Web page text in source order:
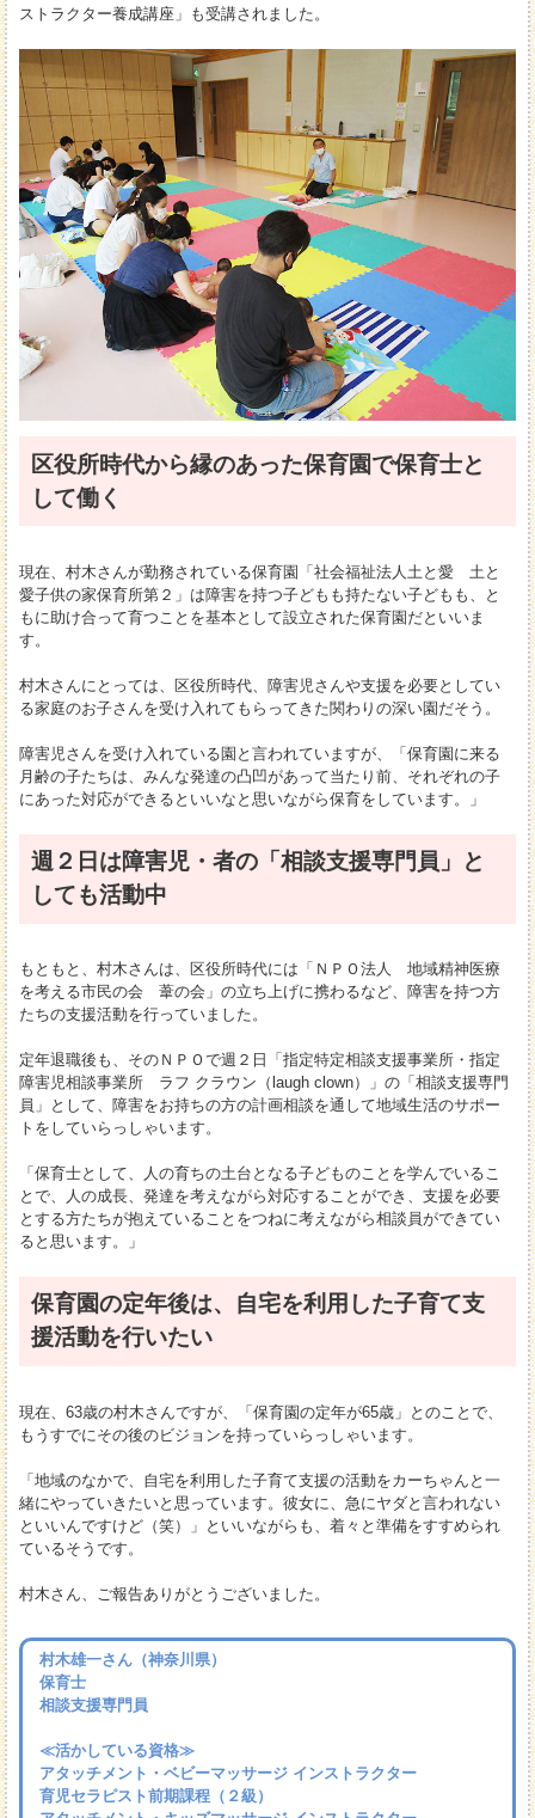
ストラクター養成講座」も受講されました。
区役所時代から縁のあった保育園で保育士と
して働く
現在、村木さんが勤務されている保育園「社会福祉法人土と愛 土と
愛子供の家保育所第２」は障害を持つ子どもも持たない子どもも、と
もに助け合って育つことを基本として設立された保育園だといいま
す。
村木さんにとっては、区役所時代、障害児さんや支援を必要としてい
る家庭のお子さんを受け入れてもらってきた関わりの深い園だそう。
障害児さんを受け入れている園と言われていますが、「保育園に来る
月齢の子たちは、みんな発達の凸凹があって当たり前、それぞれの子
にあった対応ができるといいなと思いながら保育をしています。」
週２日は障害児・者の「相談支援専門員」と
しても活動中
もともと、村木さんは、区役所時代には「ＮＰＯ法人 地域精神医療
を考える市民の会 葦の会」の立ち上げに携わるなど、障害を持つ方
たちの支援活動を行っていました。
定年退職後も、そのＮＰＯで週２日「指定特定相談支援事業所・指定
障害児相談事業所 ラフ クラウン（laugh clown）」の「相談支援専門
員」として、障害をお持ちの方の計画相談を通して地域生活のサポー
トをしていらっしゃいます。
「保育士として、人の育ちの土台となる子どものことを学んでいるこ
とで、人の成長、発達を考えながら対応することができ、支援を必要
とする方たちが抱えていることをつねに考えながら相談員ができてい
ると思います。」
保育園の定年後は、自宅を利用した子育て支
援活動を行いたい
現在、63歳の村木さんですが、「保育園の定年が65歳」とのことで、
もうすでにその後のビジョンを持っていらっしゃいます。
「地域のなかで、自宅を利用した子育て支援の活動をカーちゃんと一
緒にやっていきたいと思っています。彼女に、急にヤダと言われない
といいんですけど（笑）」といいながらも、着々と準備をすすめられ
ているそうです。
村木さん、ご報告ありがとうございました。
村木雄一さん（神奈川県）
保育士
相談支援専門員
≪活かしている資格≫
アタッチメント・ベビーマッサージ インストラクター
育児セラピスト前期課程（２級）